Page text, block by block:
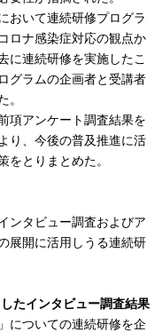
おいて連続研修プログラ
ロナ感染症対応の観点か
に連続研修を実施したこ
グラムの企画者と受講者
。
項アンケート調査結果を
り、今後の普及推進に活
をとりまとめた。
ンタビュー調査およびア
展開に活用しうる連続研
たインタビュー調査結果
についての連続研修を企